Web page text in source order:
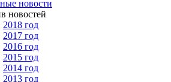
новости
новостей
2018 год
2017 год
2016 год
2015 год
2014 год
2013 год